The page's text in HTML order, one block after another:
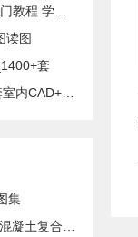
读图
套
集
模板(XJJS)建筑构造